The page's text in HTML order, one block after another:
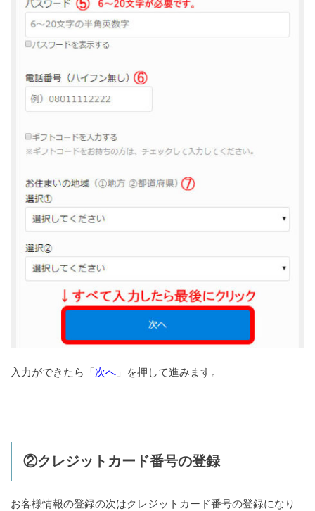
入力ができたら「次へ 」を押して進みます。
②クレジットカード番号の登録
お客様情報の登録の次はクレジットカード番号の登録になり